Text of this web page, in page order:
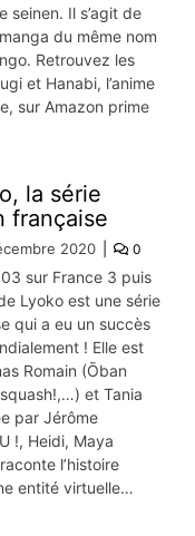
seinen. Il s’agit de
du même nom
Retrouvez les
et Hanabi, l’anime
sur Amazon prime
la série
française
2020 0
sur France 3 puis
Lyoko est une série
qui a eu un succès
! Elle est
Romain (Ōban
et Tania
par Jérôme
!, Heidi, Maya
l’histoire
entité virtuelle…